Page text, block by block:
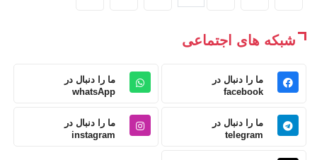
شبکه های اجتماعی
ما را دنبال در
facebook
ما را دنبال در
whatsApp
ما را دنبال در
telegram
ما را دنبال در
instagram